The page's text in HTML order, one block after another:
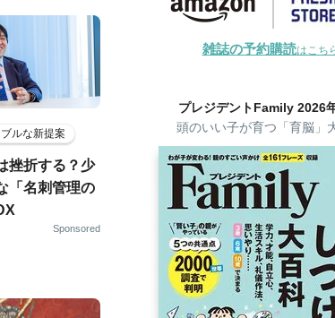
ルな新提案
挫折する？少
「名刺管理の
Sponsored
雑誌の予約購読はこち
プレジデントFamily 2026
頭のいい子が育つ「育脳」